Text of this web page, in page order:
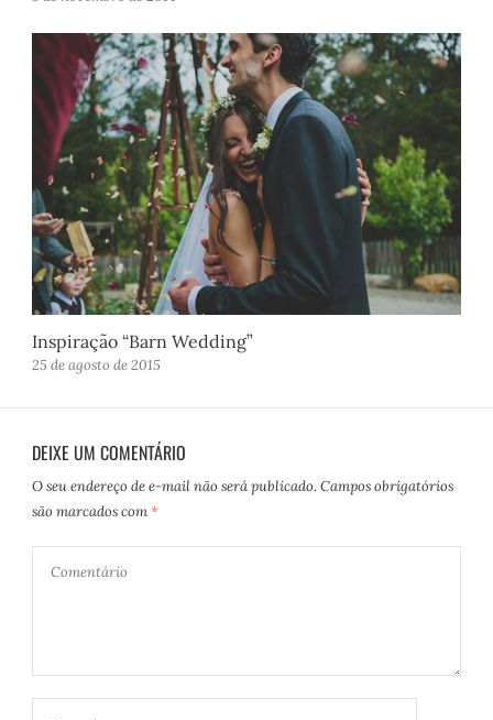
Inspiração “Barn Wedding”
25 de agosto de 2015
DEIXE UM COMENTÁRIO
O seu endereço de e-mail não será publicado. Campos obrigatórios
são marcados com *